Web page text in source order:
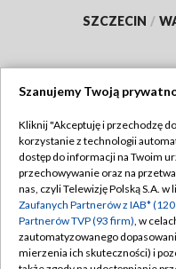
SZCZECIN /
Abonament TVP
Emisja w TVP
Centrum informacji
Naziemna Telewizja
Szanujemy Twoją
Kliknij "Akceptuję i przechodzę
korzystanie z technologii
dostęp do informacji na Twoim
przechowywanie oraz na
nas, czyli Telewizję Polską S.A.
Zaufanych Partnerów z IAB*
Partnerów TVP (93 firm), w
zautomatyzowanego
mierzenia ich skuteczności) i